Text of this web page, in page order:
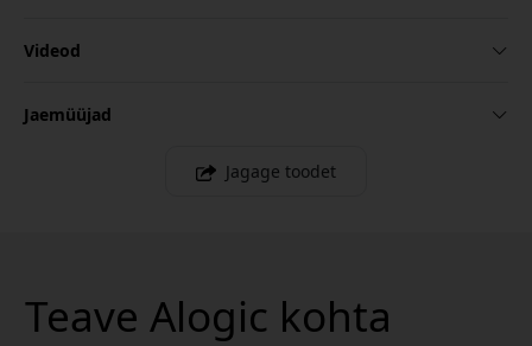
Videod
Jaemüüjad
Jagage toodet
Teave Alogic kohta